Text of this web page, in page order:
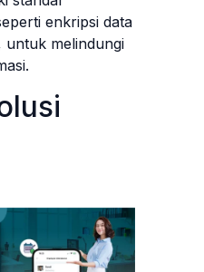
enkripsi data
melindungi